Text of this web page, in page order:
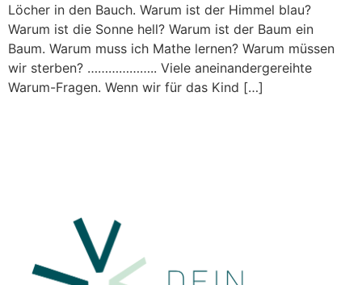
Löcher in den Bauch. Warum ist der Himmel blau?
Warum ist die Sonne hell? Warum ist der Baum ein
Baum. Warum muss ich Mathe lernen? Warum müssen
wir sterben? ……………….. Viele aneinandergereihte
Warum-Fragen. Wenn wir für das Kind […]